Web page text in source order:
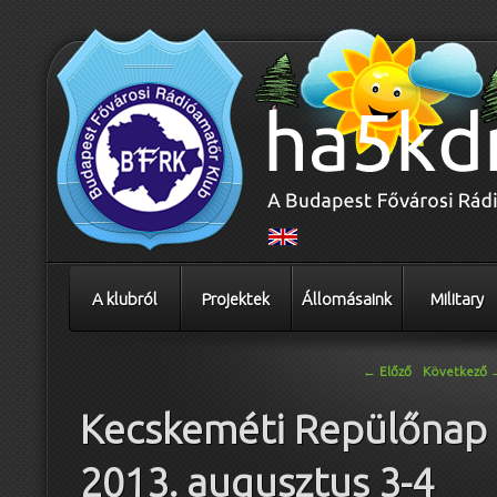
A klubról Projektek Állomásaink Military
← Előző Következő
Kecskeméti Repülőnap
2013. augusztus 3-4